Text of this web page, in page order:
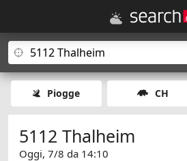
Piogge CH
5112 Thalheim
Oggi, 7/8 da 14:10